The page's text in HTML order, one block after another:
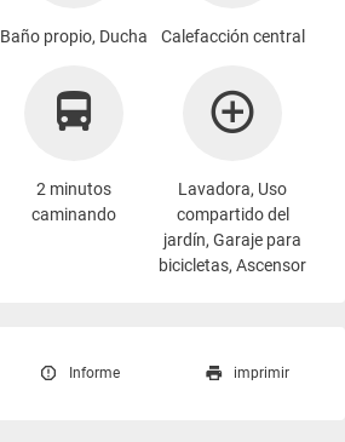
Baño propio, Ducha Calefacción central
2 minutos
caminando
Lavadora, Uso
compartido del
jardín, Garaje para
bicicletas, Ascensor
Informe imprimir